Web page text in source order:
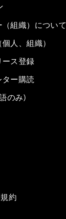
（組織）につい
人、組織）
ース登録
ター購読
のみ)
約